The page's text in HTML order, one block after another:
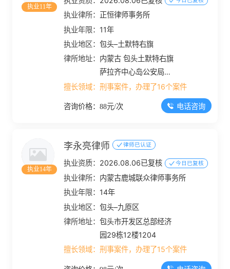
执业11年
执业律所： 正恒律师事务所
执业年限： 11年
执业地区：包头–土默特右旗
律所地址： 内蒙古 包头土默特右旗
萨拉齐中心岛公安局后
院二楼
擅长领域：刑事案件，办理了16个案件
咨询价格：88元/次 电话咨询
执业14年
李永亮律师 律师已认证
执业资质： 2026.08.06已复核 今日已复核
执业律所： 内蒙古鹿城联众律师事务所
执业年限： 14年
执业地区：包头–九原区
律所地址：包头市开发区总部经济
园29栋12楼1204
擅长领域：刑事案件，办理了15个案件